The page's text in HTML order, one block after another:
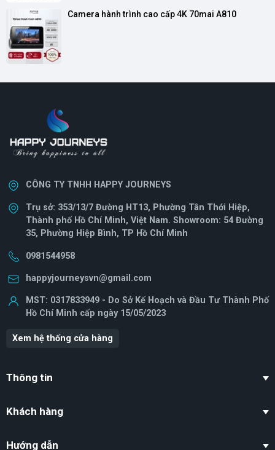
Camera hành trình cao cấp 4K 70mai A810
CÔNG TY TNHH HAPPY JOURNEYS
Trụ sở: 353/13/7 Đường HT13, Phường Tân Thới Hiệp,
Thành phố Hồ Chí Minh, Việt Nam. Showroom: 54 Đường
35, Phường Hiệp Bình, TP Hồ Chí Minh
0981544958
happyjourneysvn@gmail.com
MST: 0317833949 - Do Sở Kế Hoạch và Đầu Tư Thành Phố
Hồ Chí Minh cấp ngày 15/05/2023
Xem hệ thống cửa hàng
Thông tin
Khách hàng
Hướng dẫn